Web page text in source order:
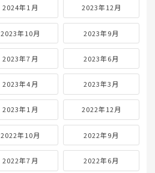
2024年1月 2023年12月
2023年10月 2023年9月
2023年7月 2023年6月
2023年4月 2023年3月
2023年1月 2022年12月
2022年10月 2022年9月
2022年7月 2022年6月